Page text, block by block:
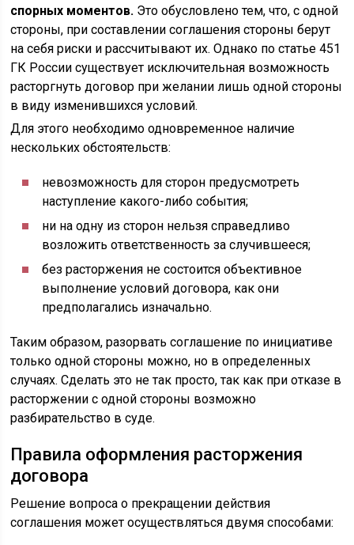
спорных моментов. Это обусловлено тем, что, с одной
стороны, при составлении соглашения стороны берут
на себя риски и рассчитывают их. Однако по статье 451
ГК России существует исключительная возможность
расторгнуть договор при желании лишь одной стороны
в виду изменившихся условий.
Для этого необходимо одновременное наличие
нескольких обстоятельств:
невозможность для сторон предусмотреть
наступление какого-либо события;
ни на одну из сторон нельзя справедливо
возложить ответственность за случившееся;
без расторжения не состоится объективное
выполнение условий договора, как они
предполагались изначально.
Таким образом, разорвать соглашение по инициативе
только одной стороны можно, но в определенных
случаях. Сделать это не так просто, так как при отказе в
расторжении с одной стороны возможно
разбирательство в суде.
Правила оформления расторжения
договора
Решение вопроса о прекращении действия
соглашения может осуществляться двумя способами: